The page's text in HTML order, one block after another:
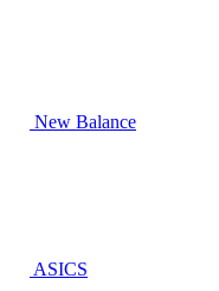
New Balance
ASICS